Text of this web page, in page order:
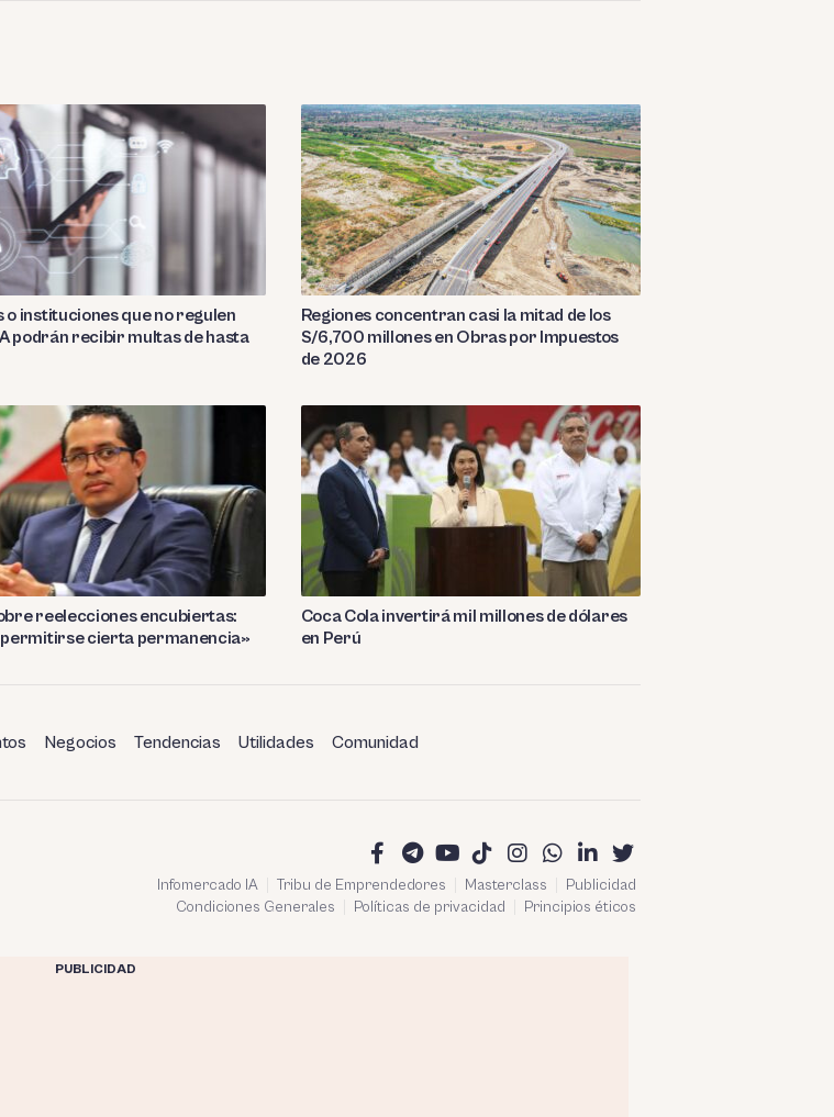
o instituciones que no regulen
podrán recibir multas de hasta
Regiones concentran casi la mitad de los
S/6,700 millones en Obras por Impuestos
de 2026
reelecciones encubiertas:
cierta permanencia»
Coca Cola invertirá mil millones de dólares
en Perú
Negocios Tendencias Utilidades Comunidad
Infomercado IA Tribu de Emprendedores Masterclass
Publicidad
Condiciones Generales
Políticas de privacidad Principios éticos
PUBLICIDAD